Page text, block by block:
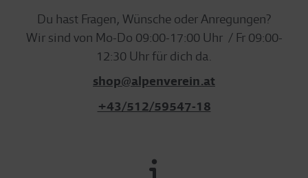
Du hast Fragen, Wünsche oder Anregungen?
Wir sind von Mo-Do 09:00-17:00 Uhr / Fr 09:00-
12:30 Uhr für dich da.
shop@alpenverein.at
+43/512/59547-18